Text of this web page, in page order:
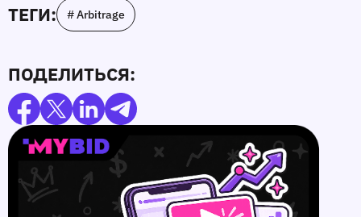
ТЕГИ: # Arbitrage
ПОДЕЛИТЬСЯ: